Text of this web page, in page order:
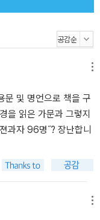
켰기 때문이다. 저자는
서교육 프로젝트를 언
를 받고 싶다면 인문고
고 말한다. 마지막으로
총장을 지낸 조너선 에
던 슐츠 가문의 5대를
면서, 인문고전 독서가
다는 결론에 도달한
혜의 산삼을 두뇌에게
신 자신이 혁명적으
생기게 될 것이다. 그
문 및 명언으로 책을 구
을 읽은 가문과 그렇지
과자 96명˝? 장난합니